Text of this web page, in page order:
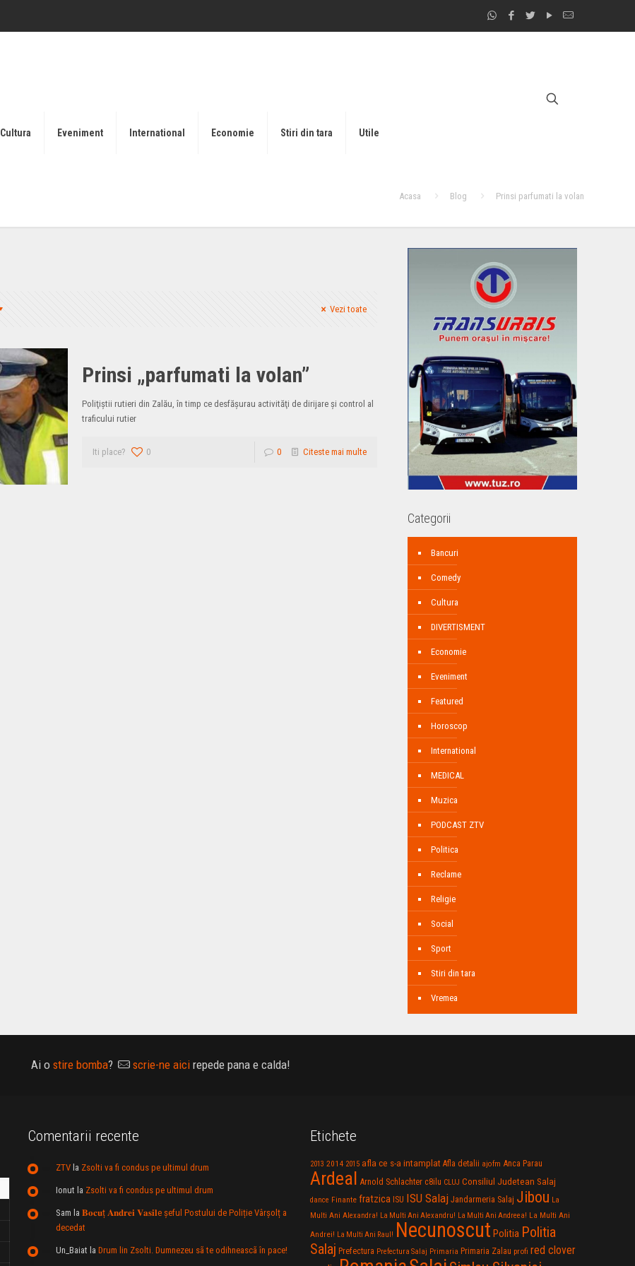
Cultura Eveniment International Economie Stiri din tara Utile
Acasa Blog Prinsi parfumati la volan
Vezi toate
Prinsi „parfumati la volan”
Poliţiştii rutieri din Zalău, în timp ce desfăşurau activităţi de dirijare şi control al
traficului rutier
Iti place? 0 0 Citeste mai multe
Categorii
Bancuri
Comedy
Cultura
DIVERTISMENT
Economie
Eveniment
Featured
Horoscop
International
MEDICAL
Muzica
PODCAST ZTV
Politica
Reclame
Religie
Social
Sport
Stiri din tara
Vremea
Ai o stire bomba? scrie-ne aicirepede pana e calda!
Comentarii recente
ZTVla Zsolti va fi condus pe ultimul drum
Ionut la Zsolti va fi condus pe ultimul drum
Sam la 𝐁𝐨𝐜𝐮ț 𝐀𝐧𝐝𝐫𝐞𝐢 𝐕𝐚𝐬𝐢𝐥e şeful Postului de Poliție Vârșolț a
decedat
Un_Baiat la Drum lin Zsolti. Dumnezeu sã te odihneascã în pace!
Etichete
2013 2014 2015 afla ce s-a intamplat Afla detalii ajofm Anca Parau
Ardeal Arnold Schlachter c8ilu CLUJ Consiliul Judetean Salaj
dance Finante fratzica ISU ISU Salaj Jandarmeria Salaj Jibou La
Multi Ani Alexandra! La Multi Ani Alexandru! La Multi Ani Andreea! La Multi Ani
Andrei! La Multi Ani Raul! Necunoscut Politia Politia
Salaj Prefectura Prefectura Salaj Primaria Primaria Zalau profi red clover